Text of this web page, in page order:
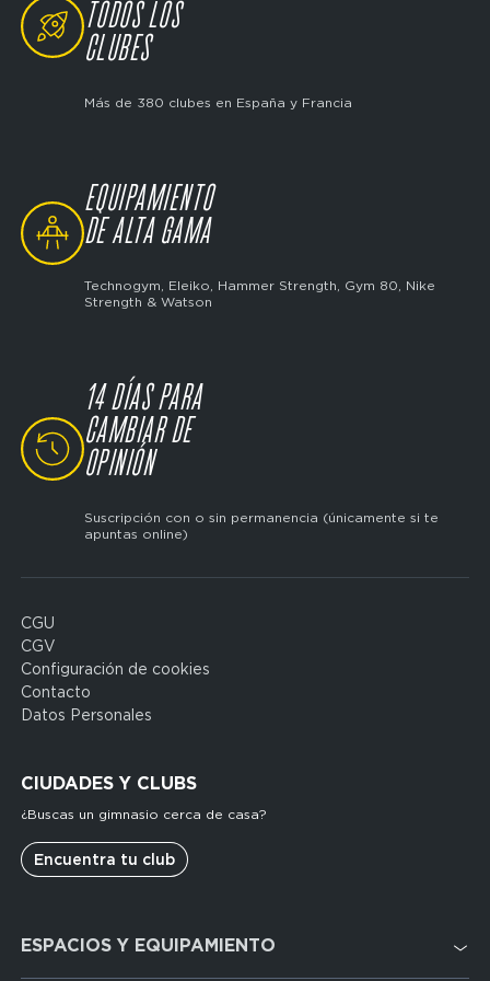
Gym80, Nike Strength y otros fabricantes líderes
en el sector del fitness. Todos los espacios están
diseñados para llevar tu cuerpo a un
entrenamiento de máxima calidad, seguridad y
SVG
TODOS LOS
CLUBES
Más de 380 clubes en España y Francia
SVG
EQUIPAMIENTO
DE ALTA GAMA
Technogym, Eleiko, Hammer Strength, Gym 80, Nike
Strength & Watson
SVG
14 DÍAS PARA
CAMBIAR DE
OPINIÓN
Suscripción con o sin permanencia (únicamente si te
apuntas online)
Domain
menu
for
FP
Espagne
CGU
CGV
Configuración de cookies
Contacto
Datos Personales
CIUDADES Y CLUBS
¿Buscas un gimnasio cerca de casa?
Encuentra tu club
menu
for
ESPACIOS Y EQUIPAMIENTO